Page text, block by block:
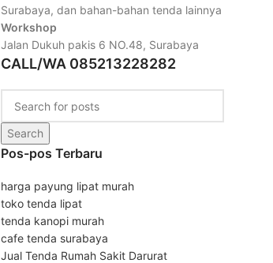
Surabaya, dan bahan-bahan tenda lainnya
Workshop
Jalan Dukuh pakis 6 NO.48, Surabaya
CALL/WA 085213228282
Search
Pos-pos Terbaru
harga payung lipat murah
toko tenda lipat
tenda kanopi murah
cafe tenda surabaya
Jual Tenda Rumah Sakit Darurat